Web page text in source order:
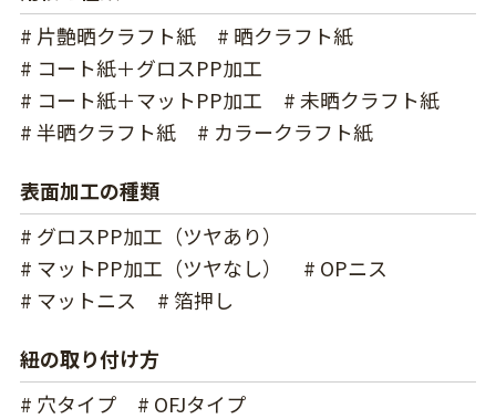
# 片艶晒クラフト紙
# 晒クラフト紙
# コート紙＋グロスPP加工
# コート紙＋マットPP加工
# 未晒クラフト紙
# 半晒クラフト紙
# カラークラフト紙
表面加工の種類
# グロスPP加工（ツヤあり）
# マットPP加工（ツヤなし）
# OPニス
# マットニス
# 箔押し
紐の取り付け方
# 穴タイプ
# OFJタイプ